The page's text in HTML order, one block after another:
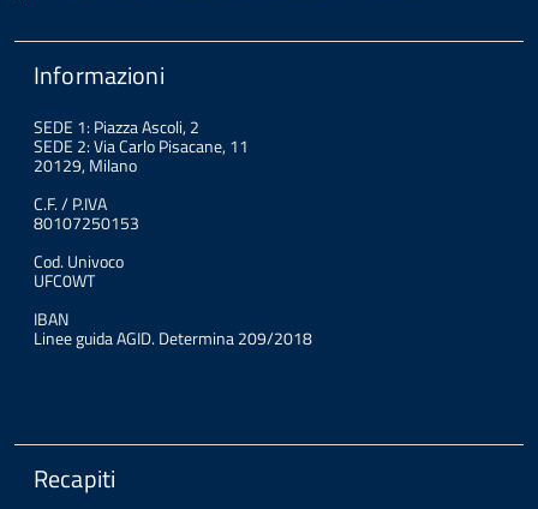
Informazioni
SEDE 1: Piazza Ascoli, 2
SEDE 2: Via Carlo Pisacane, 11
20129, Milano
C.F. / P.IVA
80107250153
Cod. Univoco
UFC0WT
IBAN
Linee guida AGID. Determina 209/2018
Recapiti